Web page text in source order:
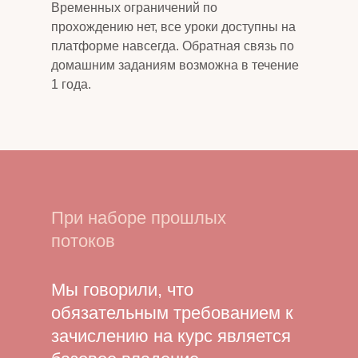
Временных ограничений по
прохождению нет, все уроки доступны на
платформе навсегда. Обратная связь по
домашним заданиям возможна в течение
1 года.
При наборе прошлых
потоков
Мы говорили, что
обязательным требованием к
зачислению на курс является